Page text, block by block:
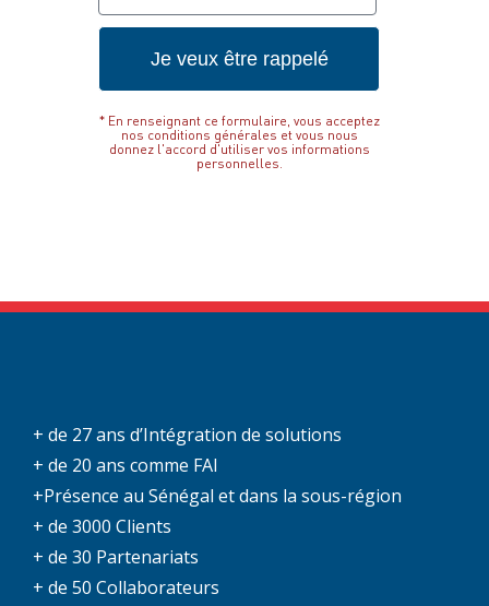
Je veux être rappelé
* En renseignant ce formulaire, vous acceptez
nos conditions générales et vous nous
donnez l'accord d'utiliser vos informations
personnelles.
+ de 27 ans d’Intégration de solutions
+ de 20 ans comme FAI
+Présence au Sénégal et dans la sous-région
+ de 3000 Clients
+ de 30 Partenariats
+ de 50 Collaborateurs